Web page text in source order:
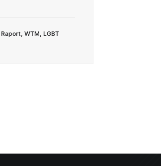
Raport, WTM, LGBT